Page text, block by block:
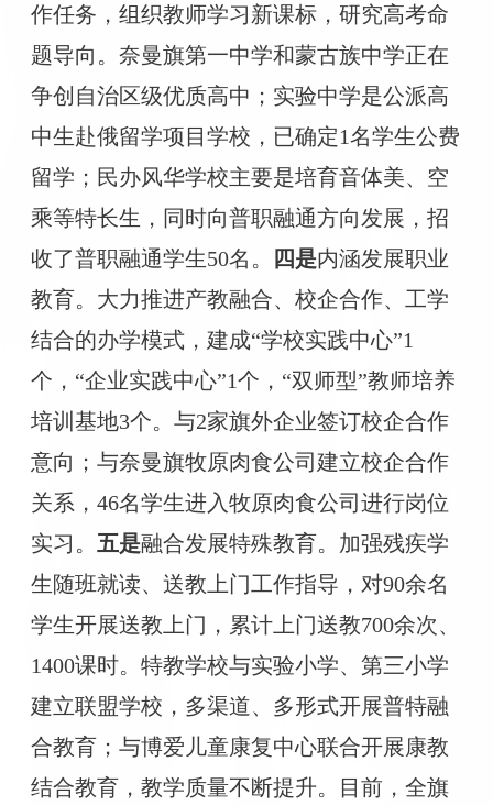
作任务，组织教师学习新课标，研究高考命
题导向。奈曼旗第一中学和蒙古族中学正在
争创自治区级优质高中；实验中学是公派高
中生赴俄留学项目学校，已确定1名学生公费
留学；民办风华学校主要是培育音体美、空
乘等特长生，同时向普职融通方向发展，招
收了普职融通学生50名。 四是内涵发展职业
教育。大力推进产教融合、校企合作、工学
结合的办学模式，建成“学校实践中心”1
个，“企业实践中心”1个，“双师型”教师培养
培训基地3个。与2家旗外企业签订校企合作
意向；与奈曼旗牧原肉食公司建立校企合作
关系，46名学生进入牧原肉食公司进行岗位
实习。 五是融合发展特殊教育。加强残疾学
生随班就读、送教上门工作指导，对90余名
学生开展送教上门，累计上门送教700余次、
1400课时。特教学校与实验小学、第三小学
建立联盟学校，多渠道、多形式开展普特融
合教育；与博爱儿童康复中心联合开展康教
结合教育，教学质量不断提升。目前，全旗